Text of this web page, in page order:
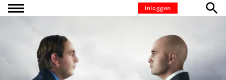
Ga naar inhoudInloggen